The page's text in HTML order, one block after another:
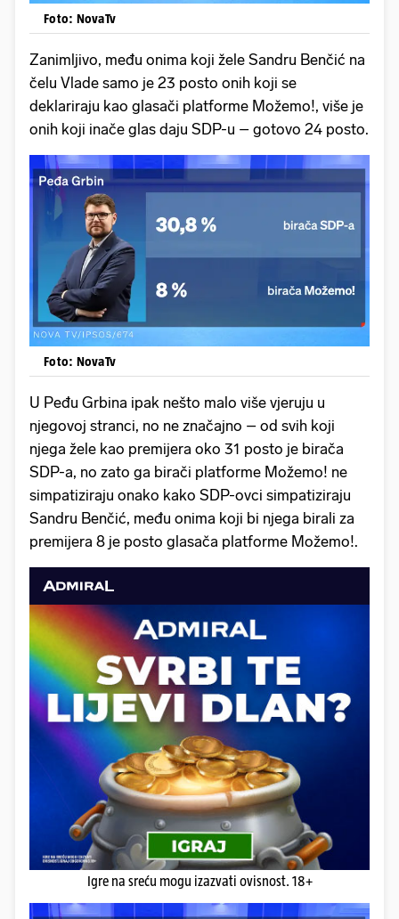
Foto: NovaTv
Zanimljivo, među onima koji žele Sandru Benčić na
čelu Vlade samo je 23 posto onih koji se
deklariraju kao glasači platforme Možemo!, više je
onih koji inače glas daju SDP-u – gotovo 24 posto.
Foto: NovaTv
U Peđu Grbina ipak nešto malo više vjeruju u
njegovoj stranci, no ne značajno – od svih koji
njega žele kao premijera oko 31 posto je birača
SDP-a, no zato ga birači platforme Možemo! ne
simpatiziraju onako kako SDP-ovci simpatiziraju
Sandru Benčić, među onima koji bi njega birali za
premijera 8 je posto glasača platforme Možemo!.
Igre na sreću mogu izazvati ovisnost. 18+